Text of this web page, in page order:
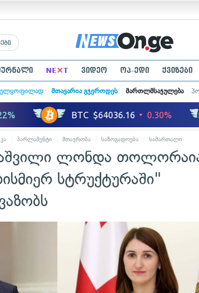
NE×T ვიდეო ოპ-ედი ქვიზები
მთავარია გჯეროდეს მართლმსაჯულება
პარლამენტი მთავრობა საზოგადოება სამართალი
ლონდა
სტრუქტურაში"